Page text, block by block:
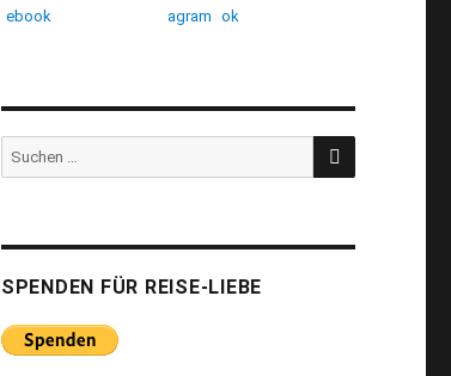
Suchen
nach:
SUCHEN
SPENDEN FÜR REISE-LIEBE